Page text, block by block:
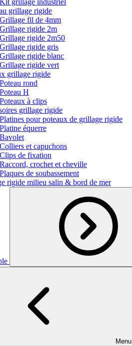
Kit grillage industriel
grillage rigide
Grillage fil de 4mm
Grillage rigide 2m
Grillage rigide 2m50
Grillage rigide gris
Grillage rigide blanc
Grillage rigide vert
grillage rigide
Poteau rond
Poteau H
Poteaux à clips
grillage rigide
Platines pour poteaux de grillage rigide
Platine équerre
Bavolet
Colliers et capuchons
Clips de fixation
Raccord, crochet et cheville
Plaques de soubassement
rigide milieu salin & bord de mer
Menu